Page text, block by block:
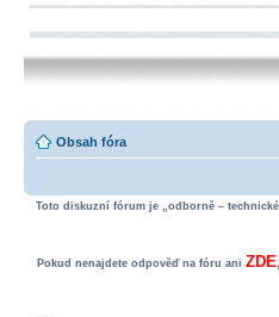
Obsah fóra
Toto diskuzní fórum je „odborně –
Pokud nenajdete odpověď na fóru ani ZDE